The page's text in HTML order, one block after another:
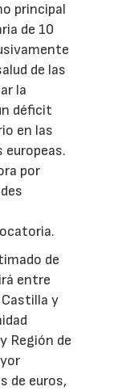
principal
de 10
de las
la
déficit
en las
por
de
entre
Castilla y
Región de
de euros,